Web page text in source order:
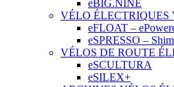
eBIG.NINE
VÉLO
eFLOAT –
eSPRESSO –
VÉLOS DE ROUTE
eSCULTURA
eSILEX+